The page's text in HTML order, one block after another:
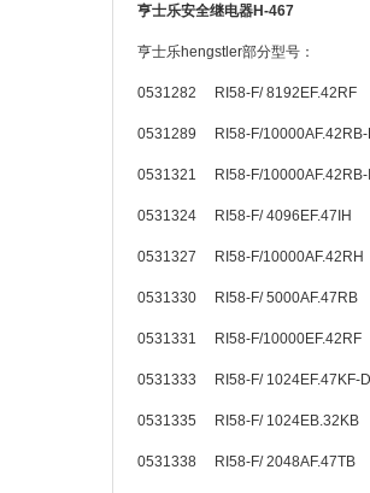
亨士乐安全继电器H-467
亨士乐hengstler部分型号：
0531282 RI58-F/ 8192EF.42RF
0531289 RI58-F/
0531321 RI58-F/
0531324 RI58-F/ 4096EF.47IH
0531327 RI58-F/10000AF.42RH
0531330 RI58-F/ 5000AF.47RB
0531331 RI58-F/
0531333 RI58-F/
0531335 RI58-F/ 1024EB.32KB
0531338 RI58-F/ 2048AF.47TB